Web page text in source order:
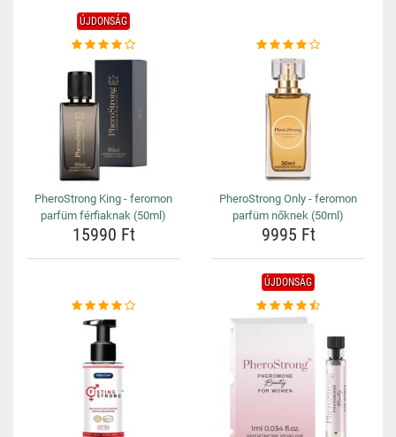
ÚJDONSÁG
PheroStrong King - feromon
parfüm férfiaknak (50ml)
15990 Ft
PheroStrong Only - feromon
parfüm nőknek (50ml)
9995 Ft
ÚJDONSÁG